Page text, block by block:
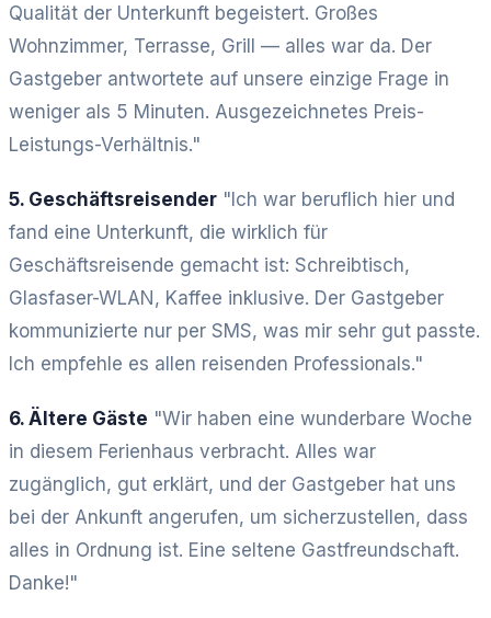
Qualität der Unterkunft begeistert. Großes
Wohnzimmer, Terrasse, Grill — alles war da. Der
Gastgeber antwortete auf unsere einzige Frage in
weniger als 5 Minuten. Ausgezeichnetes Preis-
Leistungs-Verhältnis."
5. Geschäftsreisender "Ich war beruflich hier und
fand eine Unterkunft, die wirklich für
Geschäftsreisende gemacht ist: Schreibtisch,
Glasfaser-WLAN, Kaffee inklusive. Der Gastgeber
kommunizierte nur per SMS, was mir sehr gut passte.
Ich empfehle es allen reisenden Professionals."
6. Ältere Gäste "Wir haben eine wunderbare Woche
in diesem Ferienhaus verbracht. Alles war
zugänglich, gut erklärt, und der Gastgeber hat uns
bei der Ankunft angerufen, um sicherzustellen, dass
alles in Ordnung ist. Eine seltene Gastfreundschaft.
Danke!"